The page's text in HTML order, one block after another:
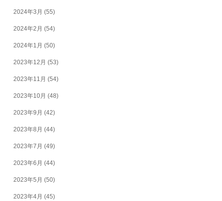
2024年3月 (55)
2024年2月 (54)
2024年1月 (50)
2023年12月 (53)
2023年11月 (54)
2023年10月 (48)
2023年9月 (42)
2023年8月 (44)
2023年7月 (49)
2023年6月 (44)
2023年5月 (50)
2023年4月 (45)